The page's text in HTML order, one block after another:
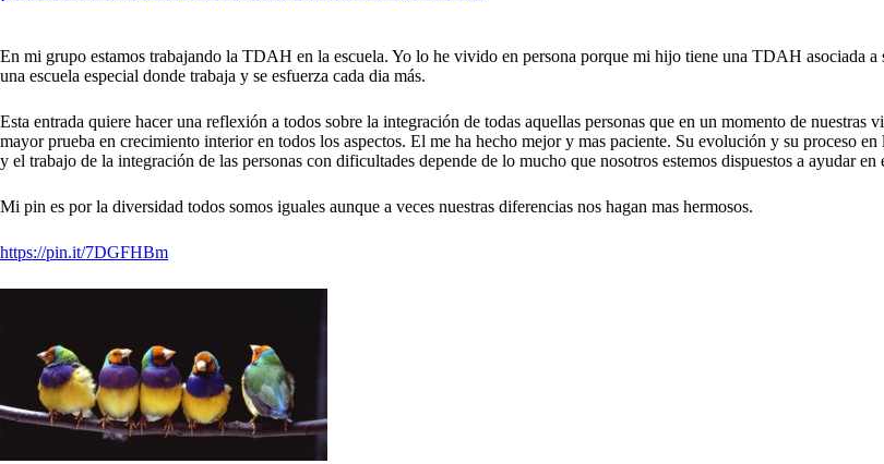
En mi grupo estamos trabajando la TDAH en la escuela. Yo lo he vivido en persona porque mi hijo tiene una TDAH asociada
una escuela especial donde trabaja y se esfuerza cada dia más.
Esta entrada quiere hacer una reflexión a todos sobre la integración de todas aquellas personas que en un momento de
mayor prueba en crecimiento interior en todos los aspectos. El me ha hecho mejor y mas paciente. Su evolución y su proceso
y el trabajo de la integración de las personas con dificultades depende de lo mucho que nosotros estemos dispuestos a ayudar en
Mi pin es por la diversidad todos somos iguales aunque a veces nuestras diferencias nos hagan mas hermosos.
https://pin.it/7DGFHBm